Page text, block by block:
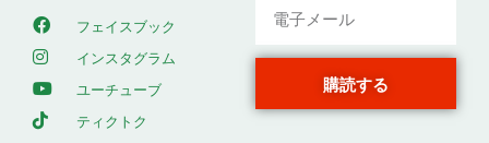
フェイスブック
インスタグラム
ユーチューブ
ティクトク
購読する